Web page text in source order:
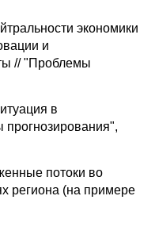
экономики
и
// "Проблемы
в
потоки во
региона (на примере